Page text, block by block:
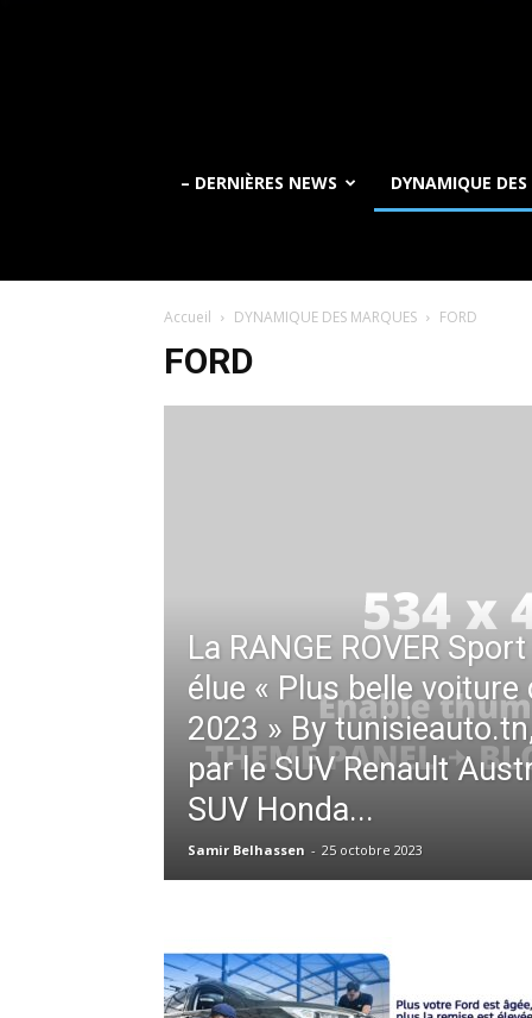
– DERNIÈRES NEWS DYNAMIQUE
Accueil DYNAMIQUE DES MARQUES FORD
FORD
La RANGE ROVER
élue « Plus belle voiture
2023 » By
par le SUV Renault
SUV Honda...
Samir Belhassen - 25 octobre 2023